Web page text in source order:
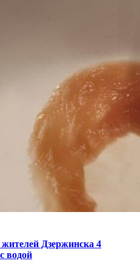
Дзержинска 4
водой